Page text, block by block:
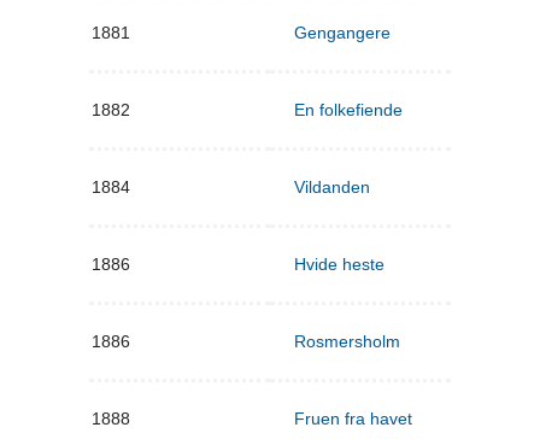
1881 Gengangere
1882 En folkefiende
1884 Vildanden
1886 Hvide heste
1886 Rosmersholm
1888 Fruen fra havet